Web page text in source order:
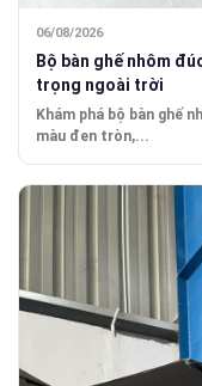
06/08/2026
Bộ bàn ghế nhôm
trọng ngoài trời
Khám phá bộ bàn ghế
màu đen tròn,...